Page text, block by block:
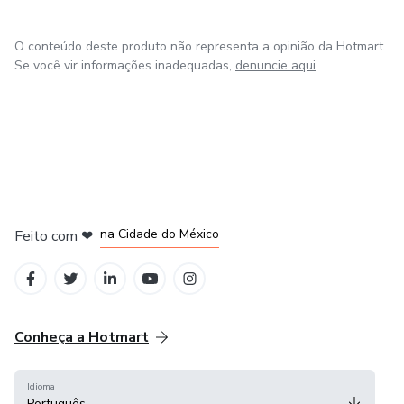
Custo acessível
vídeos, textos explicativos, exercícios práticos e materiais
O conteúdo deste produto não representa a opinião da Hotmart.
Se você vir informações inadequadas, denuncie aqui
Feito com ❤ na Cidade do México
Conheça a Hotmart
Idioma